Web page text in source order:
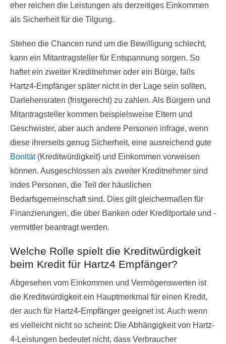
eher reichen die Leistungen als derzeitiges Einkommen
als Sicherheit für die Tilgung.
Stehen die Chancen rund um die Bewilligung schlecht,
kann ein Mitantragsteller für Entspannung sorgen. So
haftet ein zweiter Kreditnehmer oder ein Bürge, falls
Hartz4-Empfänger später nicht in der Lage sein sollten,
Darlehensraten (fristgerecht) zu zahlen. Als Bürgern und
Mitantragsteller kommen beispielsweise Eltern und
Geschwister, aber auch andere Personen infrage, wenn
diese ihrerseits genug Sicherheit, eine ausreichend gute
Bonität(Kreditwürdigkeit) und Einkommen vorweisen
können. Ausgeschlossen als zweiter Kreditnehmer sind
indes Personen, die Teil der häuslichen
Bedarfsgemeinschaft sind. Dies gilt gleichermaßen für
Finanzierungen, die über Banken oder Kreditportale und -
vermittler beantragt werden.
Welche Rolle spielt die Kreditwürdigkeit
beim Kredit für Hartz4 Empfänger?
Abgesehen vom Einkommen und Vermögenswerten ist
die Kreditwürdigkeit ein Hauptmerkmal für einen Kredit,
der auch für Hartz4-Empfänger geeignet ist. Auch wenn
es vielleicht nicht so scheint: Die Abhängigkeit von Hartz-
4-Leistungen bedeutet nicht, dass Verbraucher